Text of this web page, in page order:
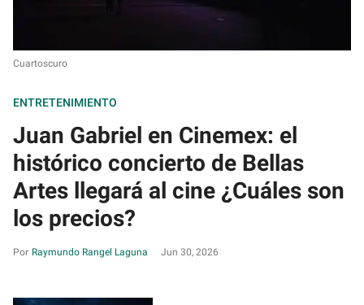
Cuartoscuro
ENTRETENIMIENTO
Juan Gabriel en Cinemex: el
histórico concierto de Bellas
Artes llegará al cine ¿Cuáles son
los precios?
Raymundo Rangel Laguna Jun 30, 2026